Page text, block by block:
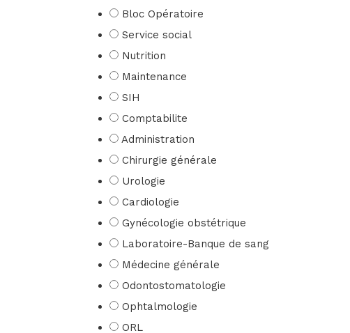
Bloc Opératoire
Service social
Nutrition
Maintenance
SIH
Comptabilite
Administration
Chirurgie générale
Urologie
Cardiologie
Gynécologie obstétrique
Laboratoire-Banque de sang
Médecine générale
Odontostomatologie
Ophtalmologie
ORL